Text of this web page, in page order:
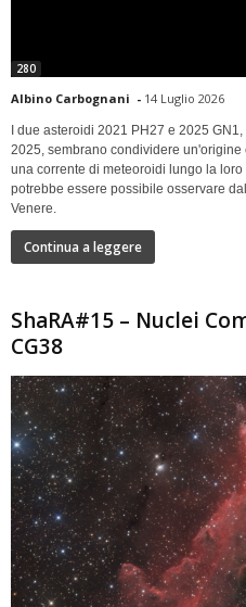
280
Albino Carbognani - 14 Luglio 2026
I due asteroidi 2021 PH27 e 2025
2025, sembrano condividere
una corrente di meteoroidi lungo la loro
potrebbe essere possibile osservare
Venere.
Continua a leggere
ShaRA#15 – Nuclei
CG38